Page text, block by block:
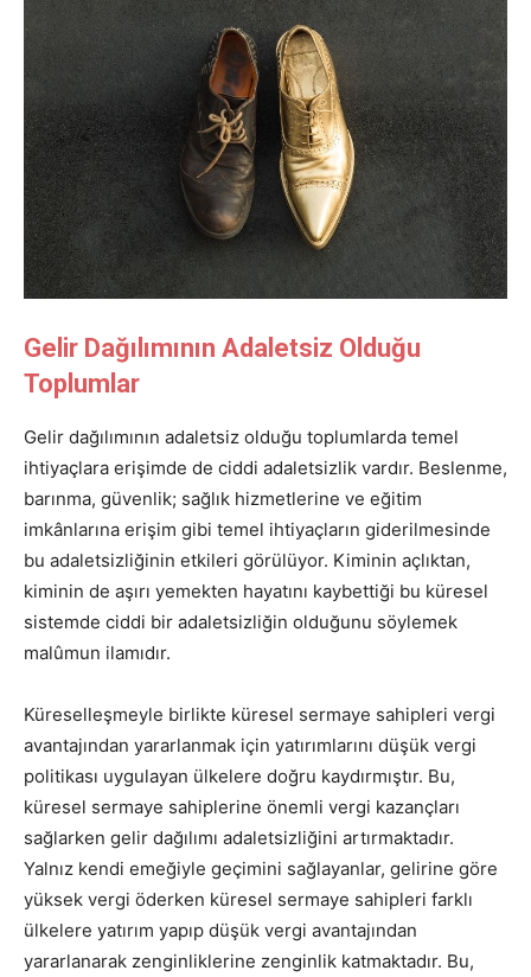
Gelir Dağılımının Adaletsiz Olduğu
Toplumlar
Gelir dağılımının adaletsiz olduğu toplumlarda temel
ihtiyaçlara erişimde de ciddi adaletsizlik vardır. Beslenme,
barınma, güvenlik; sağlık hizmetlerine ve eğitim
imkânlarına erişim gibi temel ihtiyaçların giderilmesinde
bu adaletsizliğinin etkileri görülüyor. Kiminin açlıktan,
kiminin de aşırı yemekten hayatını kaybettiği bu küresel
sistemde ciddi bir adaletsizliğin olduğunu söylemek
malûmun ilamıdır.
Küreselleşmeyle birlikte küresel sermaye sahipleri vergi
avantajından yararlanmak için yatırımlarını düşük vergi
politikası uygulayan ülkelere doğru kaydırmıştır. Bu,
küresel sermaye sahiplerine önemli vergi kazançları
sağlarken gelir dağılımı adaletsizliğini artırmaktadır.
Yalnız kendi emeğiyle geçimini sağlayanlar, gelirine göre
yüksek vergi öderken küresel sermaye sahipleri farklı
ülkelere yatırım yapıp düşük vergi avantajından
yararlanarak zenginliklerine zenginlik katmaktadır. Bu,